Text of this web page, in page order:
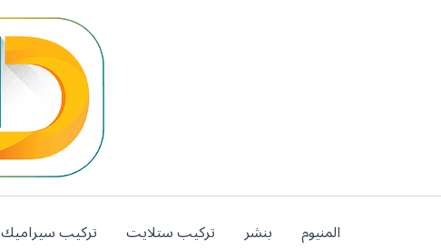
المنيوم بنشر تركيب ستلايت تركيب سيراميك